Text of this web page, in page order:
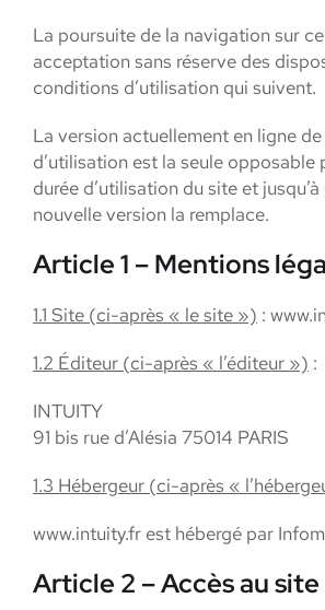
La poursuite de la navigation sur
acceptation sans réserve des
conditions d’utilisation qui suivent.
La version actuellement en ligne
d’utilisation est la seule opposable
durée d’utilisation du site et jusqu’à
nouvelle version la remplace.
Article 1 – Mentions
1.1 Site (ci-après « le site ») :
1.2 Éditeur (ci-après « l’éditeur ») :
INTUITY
91 bis rue d’Alésia 75014 PARIS
1.3 Hébergeur (ci-après «
www.intuity.fr est hébergé par
Article 2 – Accès au site